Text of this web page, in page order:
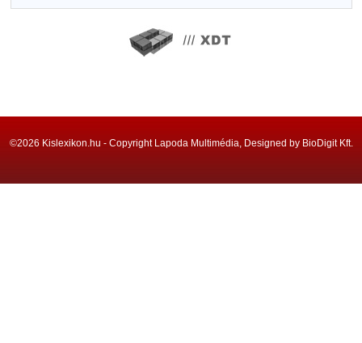
©2026 Kislexikon.hu - Copyright Lapoda Multimédia, Designed by BioDigit Kft.